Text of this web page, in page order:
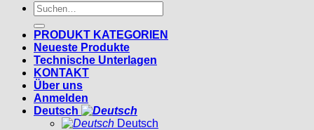
Suchen
nach:
PRODUKT KATEGORIEN
Neueste Produkte
Technische Unterlagen
KONTAKT
Über uns
Anmelden
Deutsch
Deutsch